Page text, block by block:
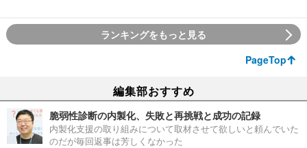
ランキングをもっと見る
PageTop
編集部おすすめ
脆弱性診断の内製化、失敗と再挑戦と成功の記録
内製化支援の取り組みについて取材させて欲しいと頼んでいた
のだが毎回返事は芳しくなかった